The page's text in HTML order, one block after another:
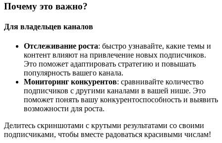
Почему это важно?
Для владельцев каналов
Отслеживание роста: быстро узнавайте, какие темы и
контент влияют на привлечение новых подписчиков.
Это поможет адаптировать стратегию и повышать
популярность вашего канала.
Мониторинг конкурентов: сравнивайте количество
подписчиков с другими каналами в вашей нише. Это
поможет понять вашу конкурентоспособность и выявить
возможности для роста.
Делитесь скриншотами с крутыми результатами со своими
подписчиками, чтобы вместе радоваться красивыми числам!